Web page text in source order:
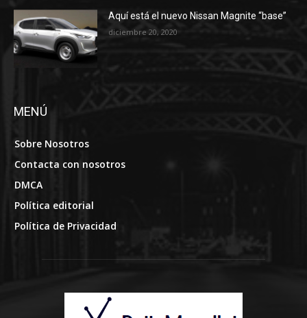
Aquí está el nuevo Nissan Magnite “base”
diciembre 20, 2020
MENÚ
Sobre Nosotros
Contacta con nosotros
DMCA
Política editorial
Política de Privacidad